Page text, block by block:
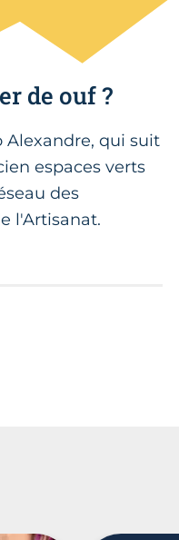
de ouf ?
Alexandre, qui suit
espaces verts
des
l'Artisanat.